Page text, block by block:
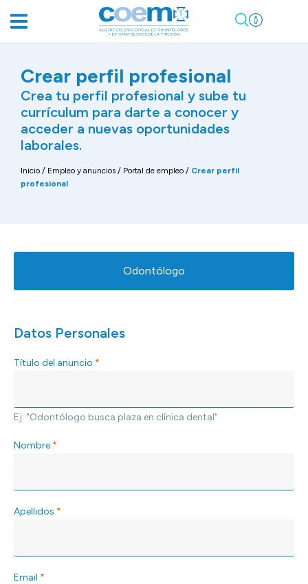
Crear perfil profesional
Crea tu perfil profesional y sube tu
currículum para darte a conocer y
acceder a nuevas oportunidades
laborales.
Inicio / Empleo y anuncios / Portal de empleo / Crear perfil
profesional
Odontólogo
Datos Personales
Título del anuncio *
Ej: "Odontólogo busca plaza en clínica dental"
Nombre *
Apellidos *
Email *